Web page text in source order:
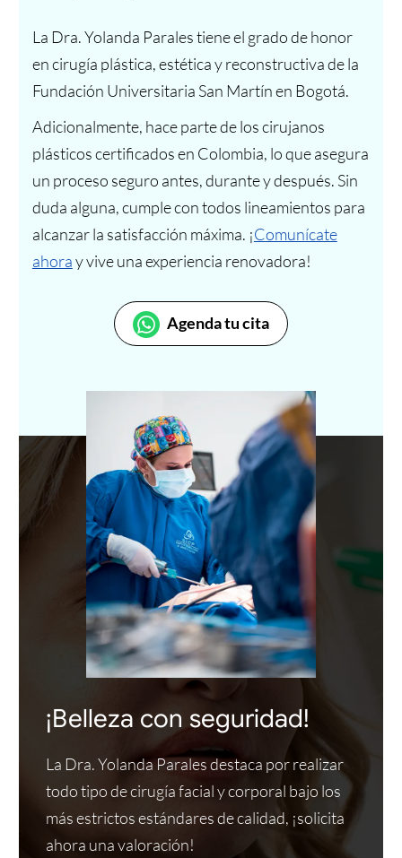
La Dra. Yolanda Parales tiene el grado de honor
en cirugía plástica, estética y reconstructiva de la
Fundación Universitaria San Martín en Bogotá.
Adicionalmente, hace parte de los cirujanos
plásticos certificados en Colombia, lo que asegura
un proceso seguro antes, durante y después. Sin
duda alguna, cumple con todos lineamientos para
alcanzar la satisfacción máxima. ¡Comunícate
ahoray vive una experiencia renovadora!
Agenda tu cita
¡Belleza con seguridad!
La Dra. Yolanda Parales destaca por realizar
todo tipo de cirugía facial y corporal bajo los
más estrictos estándares de calidad, ¡solicita
ahora una valoración!